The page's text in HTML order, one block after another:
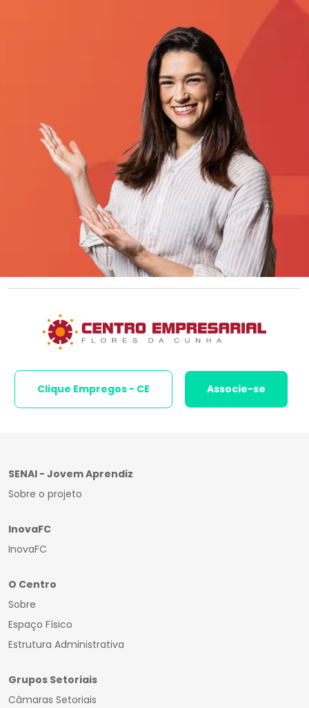
Clique Empregos - CE Associe-se
SENAI - Jovem Aprendiz
Sobre o projeto
InovaFC
InovaFC
O Centro
Sobre
Espaço Físico
Estrutura Administrativa
Grupos Setoriais
Câmaras Setoriais